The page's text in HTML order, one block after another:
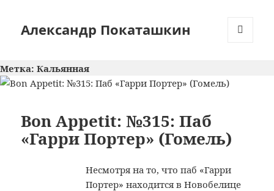
Александр Покаташкин
Метка: Кальянная
Bon Appetit: №315: Паб
«Гарри Портер» (Гомель)
Несмотря на то, что паб «Гарри
Портер» находится в Новобелице